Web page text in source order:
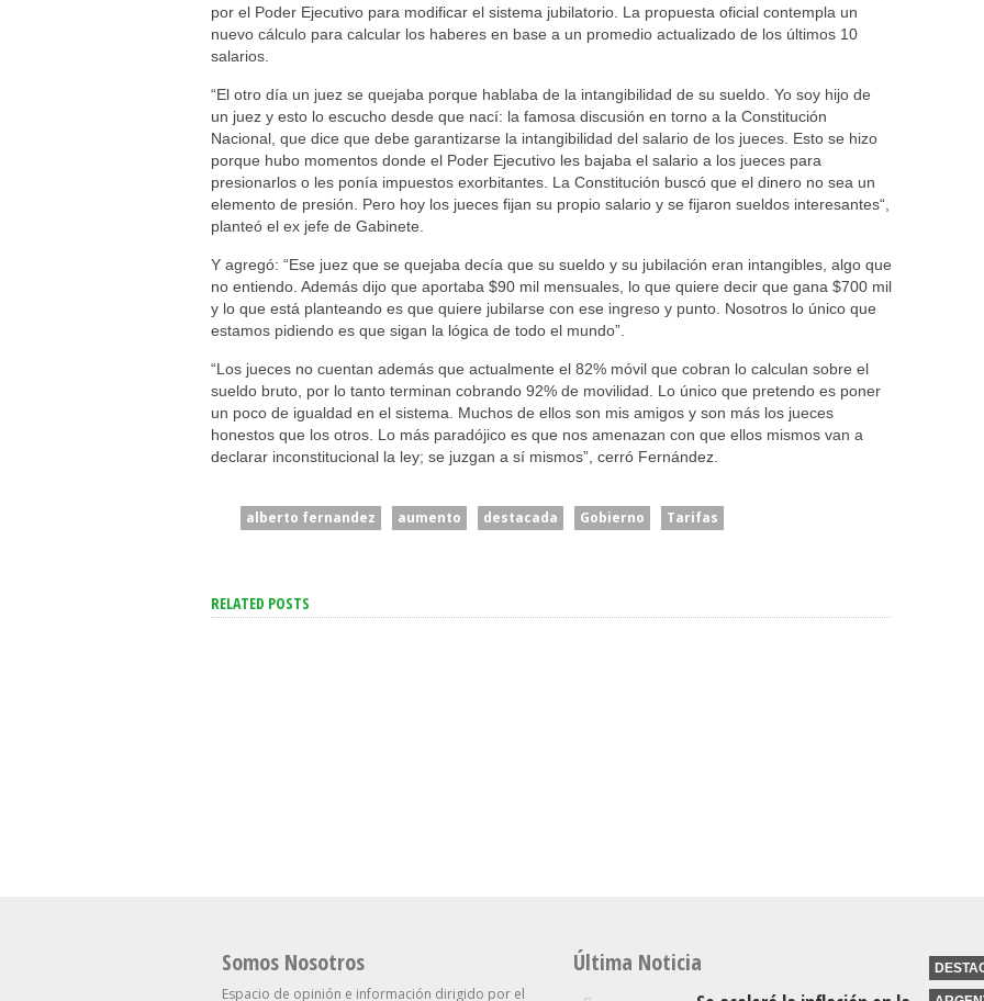
por el Poder Ejecutivo para modificar el sistema jubilatorio. La propuesta oficial contempla un
nuevo cálculo para calcular los haberes en base a un promedio actualizado de los últimos 10
salarios.
“El otro día un juez se quejaba porque hablaba de la intangibilidad de su sueldo. Yo soy hijo de
un juez y esto lo escucho desde que nací: la famosa discusión en torno a la Constitución
Nacional, que dice que debe garantizarse la intangibilidad del salario de los jueces. Esto se hizo
porque hubo momentos donde el Poder Ejecutivo les bajaba el salario a los jueces para
presionarlos o les ponía impuestos exorbitantes. La Constitución buscó que el dinero no sea un
elemento de presión. Pero hoy los jueces fijan su propio salario y se fijaron sueldos interesantes“,
planteó el ex jefe de Gabinete.
Y agregó: “Ese juez que se quejaba decía que su sueldo y su jubilación eran intangibles, algo que
no entiendo. Además dijo que aportaba $90 mil mensuales, lo que quiere decir que gana $700 mil
y lo que está planteando es que quiere jubilarse con ese ingreso y punto. Nosotros lo único que
estamos pidiendo es que sigan la lógica de todo el mundo”.
“Los jueces no cuentan además que actualmente el 82% móvil que cobran lo calculan sobre el
sueldo bruto, por lo tanto terminan cobrando 92% de movilidad. Lo único que pretendo es poner
un poco de igualdad en el sistema. Muchos de ellos son mis amigos y son más los jueces
honestos que los otros. Lo más paradójico es que nos amenazan con que ellos mismos van a
declarar inconstitucional la ley; se juzgan a sí mismos”, cerró Fernández.
alberto fernandez aumento destacada Gobierno Tarifas
RELATED POSTS
Somos Nosotros
Espacio de opinión e información dirigido por el
Última Noticia